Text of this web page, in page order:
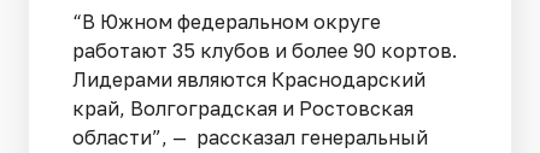
“В Южном федеральном округе
работают 35 клубов и более 90 кортов.
Лидерами являются Краснодарский
край, Волгоградская и Ростовская
области”, — рассказал генеральный